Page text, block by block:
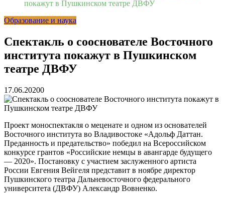
покажут в Пушкинском театре ДВФУ
Образование и наука
Спектакль о сооснователе Восточного
института покажут в Пушкинском
театре ДВФУ
17.06.20200
Проект моноспектакля о меценате и одном из основателей
Восточного института во Владивостоке «Адольф Даттан.
Преданность и предательство» победил на Всероссийском
конкурсе грантов «Российские немцы в авангарде будущего
— 2020». Постановку с участием заслуженного артиста
России Евгения Вейгеля представит в ноябре директор
Пушкинского театра Дальневосточного федерального
университета (ДВФУ) Александр Вовненко.